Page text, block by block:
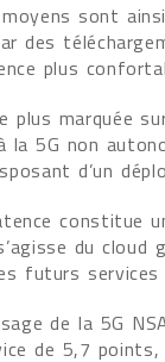
sont
des
plus
plus marquée
la 5G non
d’un
constitue
du
futurs
de la 5G
de 5,7